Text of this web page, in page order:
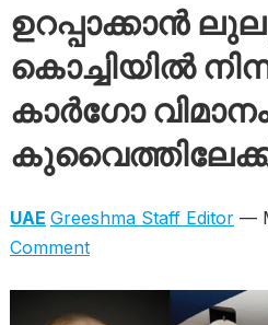
ഉറപ്പാക്കാൻ
കൊച്ചിയിൽ
കാർഗോ
UAE Greeshma Staff Editor—
Comment